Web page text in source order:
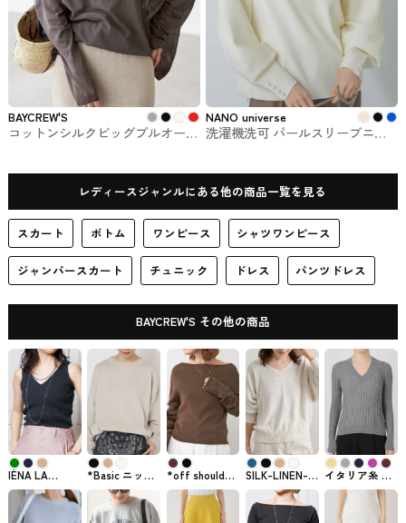
BAYCREW'S
コットンシルクビッグプルオーバ
NANO universe
洗濯機洗可 パールスリーブニッ
レディースジャンルにある他の商品一覧を見る
スカート ボトム ワンピース シャツワンピース
ジャンパースカート チュニック ドレス パンツドレス
BAYCREW'S その他の商品
IÉNA LA
BOUCLE
PEATH リブノ
ースリーブプ
ルオーバー
*Basic ニット
BAYCREW'Sで
買えるMUSE
de Deuxiéme
Classe
*off shoulder
プルオーバー
BAYCREW'Sで
購入できるト
ップス
SILK-LINEN-V
ネックプルオ
ーバー
FRAMeWORK
BAYCREW'S
イタリア糸 リ
ブVネックプル
オーバー
BAYCREW'Sの
VERMEIL par